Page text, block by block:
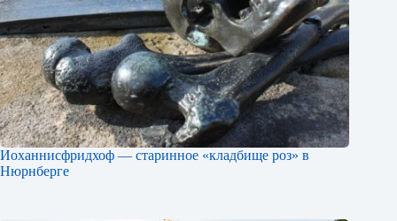
Иоханнисфридхоф — старинное «кладбище роз» в
Нюрнберге